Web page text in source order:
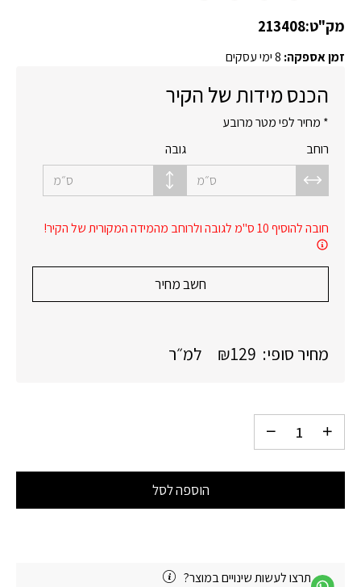
מק"ט:213408
זמן אספקה: 8 ימי עסקים
הכנס מידות של הקיר
* מחיר לפי מטר מרובע
רוחב
ס״מ
גובה
ס״מ
חובה להוסיף 10 ס"מ לגובה ולרוחב מהמידה המקורית של הקיר!
חשב מחיר
מחיר סופי: ₪129 למ״ר
הוספה לסל
תרצו לעשות שינויים במוצר?